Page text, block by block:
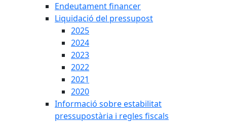
Endeutament financer
Liquidació del pressupost
2025
2024
2023
2022
2021
2020
Informació sobre estabilitat
pressupostària i regles fiscals